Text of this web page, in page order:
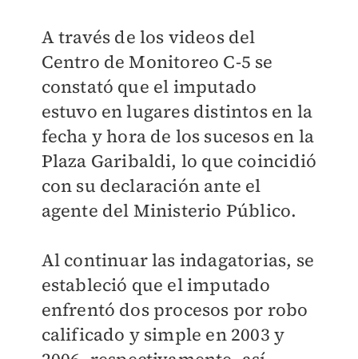
A través de los videos del
Centro de Monitoreo C-5 se
constató que el imputado
estuvo en lugares distintos en la
fecha y hora de los sucesos en la
Plaza Garibaldi, lo que coincidió
con su declaración ante el
agente del Ministerio Público.
Al continuar las indagatorias, se
estableció que el imputado
enfrentó dos procesos por robo
calificado y simple en 2003 y